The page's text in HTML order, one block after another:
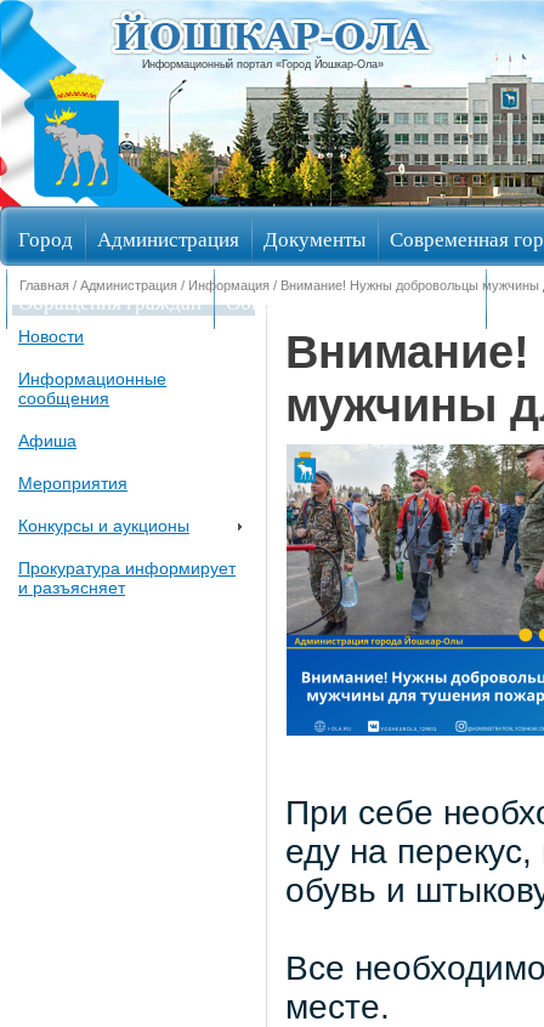
Информационный портал «Город Йошкар-Ола»
Город Администрация Документы Современная
Обращения граждан Общественные обсуждения
Главная / Администрация / Информация / Внимание! Нужны добровольцы мужчины
Новости
Информационные
сообщения
Афиша
Мероприятия
Конкурсы и аукционы
Прокуратура информирует
и разъясняет
мужчины
При себе
еду на
обувь и
Все
месте.